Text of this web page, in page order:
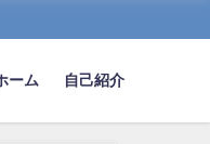
ーム 自己紹介